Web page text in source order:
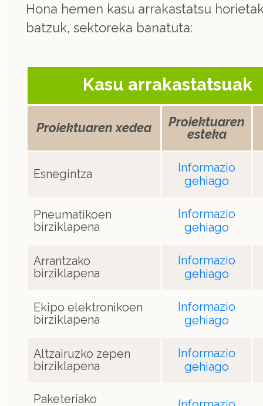
Hona hemen kasu arrakastatsu
batzuk, sektoreka banatuta:
Kasu arrakastatsuak
Proiektuaren xedea
Proiektuaren
esteka
Esnegintza
Informazio
gehiago
Pneumatikoen
birziklapena
Informazio
gehiago
Arrantzako
birziklapena
Informazio
gehiago
Ekipo elektronikoen
birziklapena
Informazio
gehiago
Altzairuzko zepen
birziklapena
Informazio
gehiago
Paketeriako